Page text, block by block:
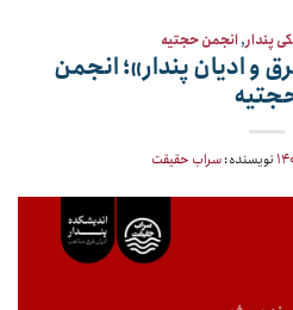
پندار,انجمن حجتیه
و ادیان پندار»؛ انجمن
نویسنده:سراب حقیقت